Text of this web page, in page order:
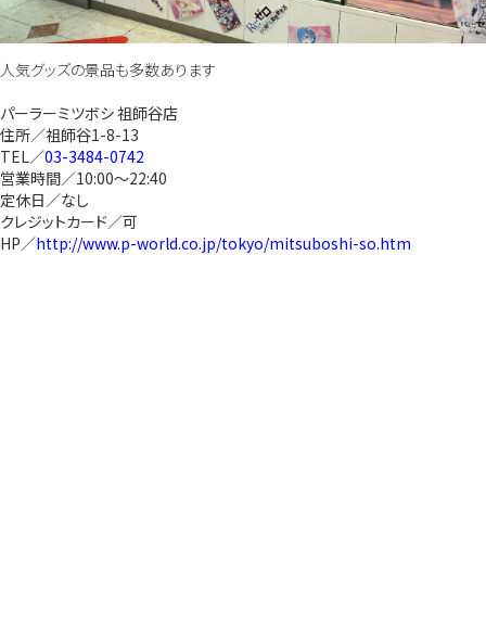
人気グッズの景品も多数あります
パーラーミツボシ 祖師谷店
住所／祖師谷1-8-13
TEL／03-3484-0742
営業時間／10:00～22:40
定休日／なし
クレジットカード／可
HP／http://www.p-world.co.jp/tokyo/mitsuboshi-so.htm